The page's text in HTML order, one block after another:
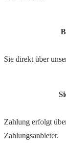
Sie direkt über
Sichere
Zahlung erfolgt
Zahlungsanbieter.